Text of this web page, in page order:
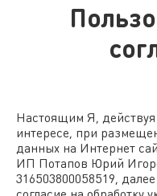
Настоящим Я,
интересе, при
данных на Интернет
ИП Потапов Юрий
316503800058519,